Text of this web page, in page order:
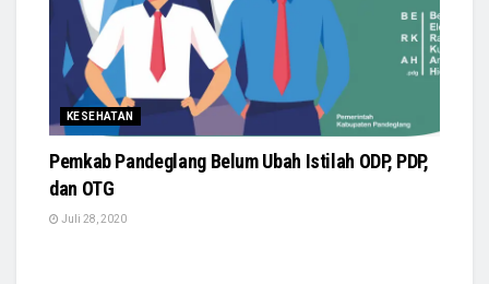
KESEHATAN
Pemkab Pandeglang Belum Ubah Istilah ODP, PDP,
dan OTG
Juli 28, 2020